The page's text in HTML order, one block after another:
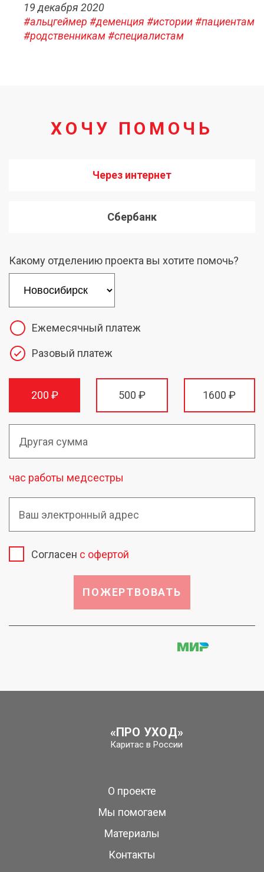
19 декабря 2020
#альцгеймер #деменция #истории#пациентам
#родственникам#специалистам
ХОЧУ ПОМОЧЬ
Через интернет
Какому отделению проекта вы хотите помочь?
Ежемесячный платеж
Разовый платеж
200 ₽ 500 ₽ 1600 ₽
час работы медсестры
Согласен с офертой
Сбербанк
«ПРО УХОД»
Каритас в России
О проекте
Мы помогаем
Материалы
Контакты